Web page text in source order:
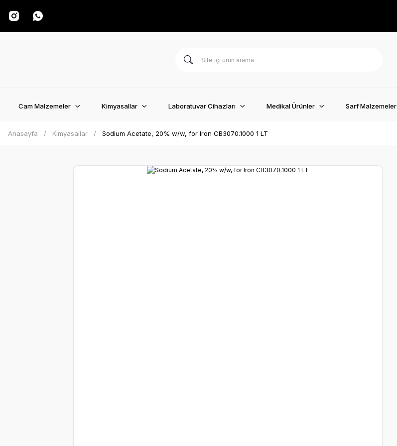
Cam Malzemeler Kimyasallar Laboratuvar Cihazları Medikal Ürünler Sarf Malzemeler
Anasayfa Kimyasallar Sodium Acetate, 20% w/w, for Iron CB3070.1000 1 LT